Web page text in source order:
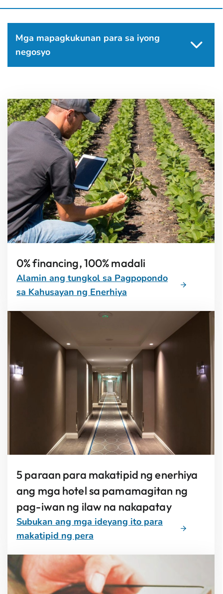
Mga mapagkukunan para sa iyong
negosyo
0% financing, 100% madali
Alamin ang tungkol sa Pagpopondo
sa Kahusayan ng Enerhiya
5 paraan para makatipid ng enerhiya
ang mga hotel sa pamamagitan ng
pag-iwan ng ilaw na nakapatay
Subukan ang mga ideyang ito para
makatipid ng pera